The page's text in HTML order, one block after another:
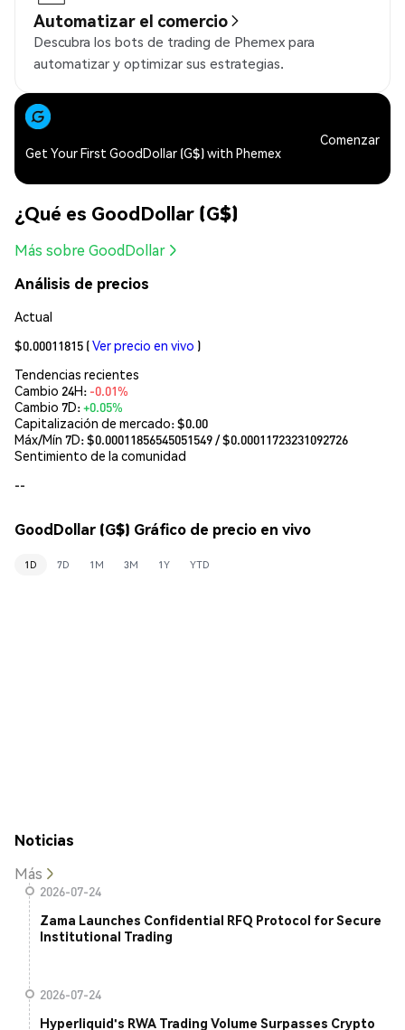
Automatizar el comercio
Descubra los bots de trading de Phemex para
automatizar y optimizar sus estrategias.
Get Your First GoodDollar (G$) with Phemex
Comenzar
¿Qué es GoodDollar (G$)
Más sobre GoodDollar
Análisis de precios
Actual
$0.00011815 (Ver precio en vivo )
Tendencias recientes
Cambio 24H: -0.01%
Cambio 7D:+0.05%
Capitalización de mercado:$0.00
Máx/Mín 7D: $0.00011856545051549/ $0.00011723231092726
Sentimiento de la comunidad
--
GoodDollar (G$) Gráfico de precio en vivo
1D 7D 1M 3M 1Y YTD
Noticias
Más
2026-07-24
Zama Launches Confidential RFQ Protocol for Secure
Institutional Trading
2026-07-24
Hyperliquid's RWA Trading Volume Surpasses Crypto